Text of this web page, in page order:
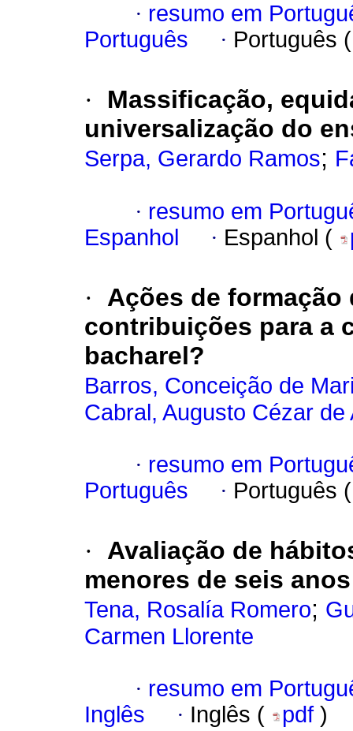
· resumo em
Português
· Português
·
Massificação,
universalização do
Serpa, Gerardo Ramos;
· resumo em
Espanhol
· Espanhol (
·
Ações de
contribuições para a
bacharel?
Barros, Conceição de
Cabral, Augusto Cézar de
· resumo em
Português
· Português
·
Avaliação de
menores de seis
Tena, Rosalía Romero;
Carmen Llorente
· resumo em
Inglês
· Inglês ( pdf )